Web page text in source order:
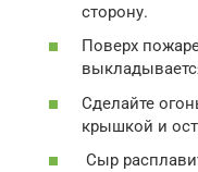
сторону.
Поверх
Сделайте
крышкой и
Сыр